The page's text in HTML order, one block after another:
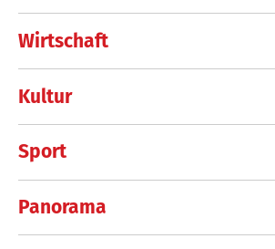
Wirtschaft
Kultur
Sport
Panorama